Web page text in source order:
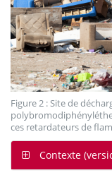
Figure 2 : Site de
ces retardateurs de
Contexte